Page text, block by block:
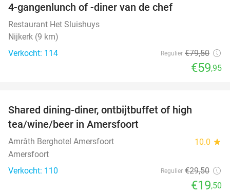
4-gangenlunch of -diner van de chef
Restaurant Het Sluishuys
Nijkerk (9 km)
Verkocht: 114
Regulier €79,50
€59,95
Shared dining-diner, ontbijtbuffet of high
tea/wine/beer in Amersfoort
Amrâth Berghotel Amersfoort 10.0 star
Amersfoort
Verkocht: 110
Regulier €29,50
€19,50